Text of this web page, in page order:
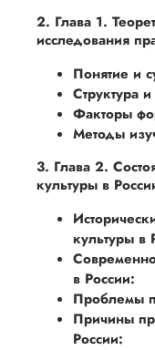
2. Глава 1.
исследования
Понятие и
Структура
Факторы
Методы
3. Глава 2.
культуры в
культуры в
в России:
Проблемы
Причины
России: